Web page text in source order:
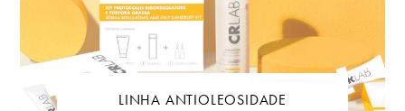
LINHA ANTIOLEOSIDADE